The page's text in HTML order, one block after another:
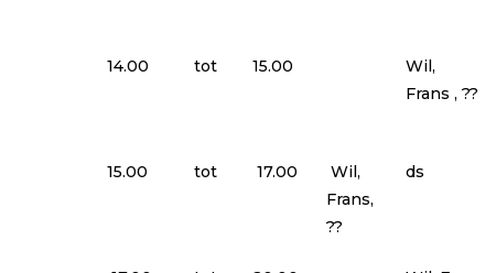
14.00 tot 15.00
Wil,
Frans , ??
15.00 tot 17.00
Wil,
Frans,
??
ds